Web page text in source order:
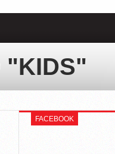
"KIDS"
FACEBOOK